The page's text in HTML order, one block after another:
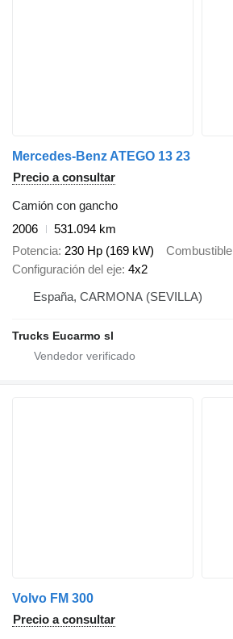
Mercedes-Benz ATEGO 13 23
Precio a consultar
Camión con gancho
2006
531.094 km
Potencia 230 Hp (169 kW) Combustible
Configuración del eje 4x2
España, CARMONA (SEVILLA)
Trucks Eucarmo sl
Volvo FM 300
Precio a consultar